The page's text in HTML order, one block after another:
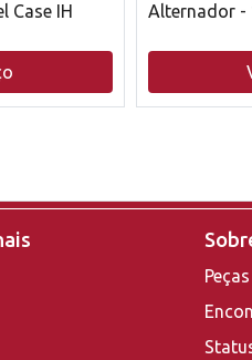
Case IH
Alternador -